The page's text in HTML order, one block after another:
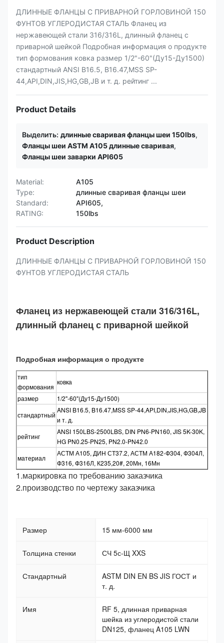
ДЛИННЫЕ ФЛАНЦЫ С ПРИВАРНОЙ ГОРЛОВИНОЙ 150
ФУНТОВ УГЛЕРОДИСТАЯ СТАЛЬ Фланец из
нержавеющей стали 316/316L, длинный фланец с
приварной шейкой Подробная информация о продукте
тип формования ковка размер 1/2"-60"(Ду15-Ду1500)
стандартный ANSI B16.5, B16.47,MSS SP-
44,API,DIN,JIS,HG,GB,JB и т. д. рейтинг ...
Product Details
Выделить: длинные сваривая фланцы шеи 150lbs,
Фланцы шеи ASTM A105 длинные сваривая,
Фланцы шеи заварки API605
Material:
A105
Type:
длинные сваривая фланцы шеи
Standard:
API605,
RATING:
150lbs
Product Description
ДЛИННЫЕ ФЛАНЦЫ С ПРИВАРНОЙ ГОРЛОВИНОЙ 150
ФУНТОВ УГЛЕРОДИСТАЯ СТАЛЬ
Фланец из нержавеющей стали 316/316L,
длинный фланец с приварной шейкой
Подробная информация о продукте
тип
формования
ковка
размер
1/2"-60"(Ду15-Ду1500)
стандартный
ANSI B16.5, B16.47,MSS SP-44,API,DIN,JIS,HG,GB,JB
и т. д.
рейтинг
ANSI 150LBS-2500LBS, DIN PN6-PN160, JIS 5K-30K,
HG PN0.25-PN25, PN2.0-PN42.0
материал
АСТМ А105, ДИН СТ37.2, АСТМ А182-Ф304, Ф304Л,
Ф316, Ф316Л, К235,20#, 20Мн, 16Мн
1.маркировка по требованию заказчика
2.производство по чертежу заказчика
Размер 15 мм-6000 мм
Толщина стенки СЧ 5с-Щ XXS
Стандартный
ASTM DIN EN BS JIS ГОСТ и
т. д.
Имя
RF 5, длинная приварная
шейка из углеродистой стали
DN125, фланец A105 LWN